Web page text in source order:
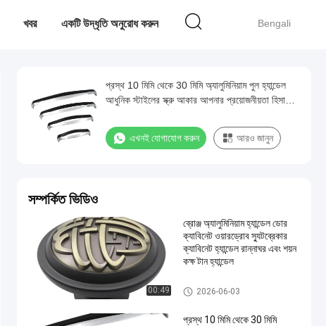
Bengali
খবর একটি উদ্ধৃতি অনুরোধ করুন
প্রস্থ 10 মিমি থেকে 30 মিমি অ্যালুমিনিয়াম পুল হ্যান্ডেল
আধুনিক স্টাইলের স্ক্রু আকার আপনার প্রয়োজনীয়তা হিসাবে
এখনই যোগাযোগ করুন আরও জানুন
সম্পর্কিত ভিডিও
00:49
ব্রোঞ্জ অ্যালুমিনিয়াম হ্যান্ডেল ডোর
ক্যাবিনেট ওয়ারড্রোব স্যুটব্রেকার
ক্যাবিনেট হ্যান্ডেল রান্নাঘর এবং শয়ন
কক্ষ টান হ্যান্ডেল
অ্যালুমিনিয়াম পুল হ্যান্ডলগুলি
2026-06-03
প্রস্থ 10 মিমি থেকে 30 মিমি